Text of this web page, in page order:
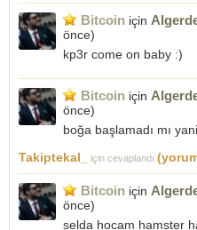
Bitcoin için
önce)
kp3r come on baby :)
Bitcoin için
önce)
boğa başlamadı mı
Takiptekal_
için cevaplandı
Bitcoin için
önce)
selda hocam hamster